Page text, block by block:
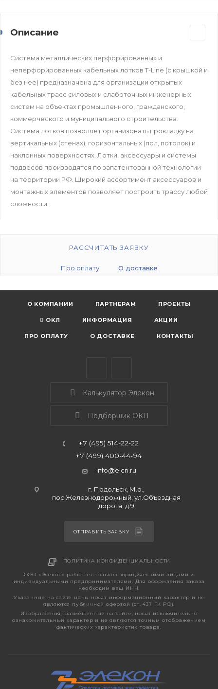
Описание
Система металлических перфорированных и
неперфорированных кабельных лотков T-Line (с крышкой и
без нее) предназначена для организации открытых
кабельных трасс силовых и слаботочных инженерных
систем на объектах промышленного, гражданского,
коммерческого и муниципального строительства.
Система лотков позволяет организовать прокладку на
вертикальных (стенах), горизонтальных (пол, потолок) и
наклонных поверхностях. Лотки, аксессуары и системы
подвесов производятся по запатентованной технологии
на территории РФ. Широкий ассортимент аксессуаров и
монтажных элементов позволяет построить трассу любой
сложности.
РАССЧИТАТЬ ЗАЯВКУ
Про оплату О доставке
О КОМПАНИИ ПАРТНЕРАМ ПРОЕКТЫ
ОКЛ ИНФОРМАЦИЯ АКЦИИ
ПРО ОПЛАТУ О ДОСТАВКЕ КОНТАКТЫ
Калькулятор Элекон
Подборщик ОКЛ
+7 (495) 514-22-22
+7 (499) 400-44-94
info@elcn.ru
г. Подольск, М.о.,
пос.Железнодорожный, ул.Объездная
дорога, д.9
ОТПРАВИТЬ ЗАЯВКУ
ПОЛИТИКА КОНФИДЕНЦИАЛЬНОСТИ
ООО «Элекон» работает только с юридическими лицами и
индивидуальными предпринимателями. Для оформления заказа
необходим ваш ИНН.
Указанные на сайте цены носят информационный характер и не
являются публичной офертой (ст. 437 ГК РФ).
Изображения, размещенные на сайте, носят исключительно
ознакомительный характер и не являются точным отображением
фактических характеристик товара.